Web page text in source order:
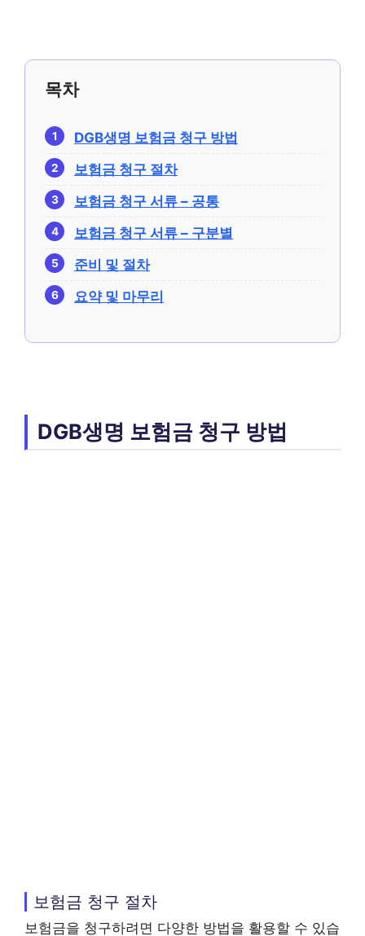
목차
DGB생명 보험금 청구 방법
보험금 청구 절차
보험금 청구 서류 – 공통
보험금 청구 서류 – 구분별
준비 및 절차
요약 및 마무리
DGB생명 보험금 청구 방법
보험금 청구 절차
보험금을 청구하려면 다양한 방법을 활용할 수 있습